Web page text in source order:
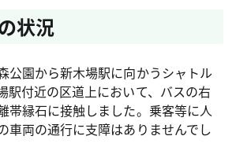
状況
公園から新木場駅に向かうシャトル
駅付近の区道上において、バスの右
帯縁石に接触しました。乗客等に人
車両の通行に支障はありませんでし